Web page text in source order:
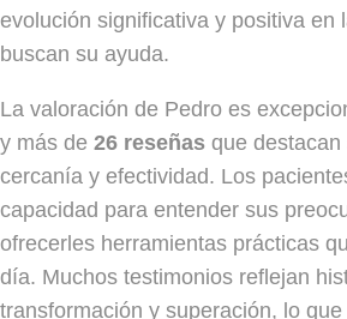
evolución significativa y positiva en
buscan su ayuda.
La valoración de Pedro es
y más de 26 reseñas que
cercanía y efectividad. Los
capacidad para entender sus
ofrecerles herramientas prácticas
día. Muchos testimonios reflejan
transformación y superación, lo